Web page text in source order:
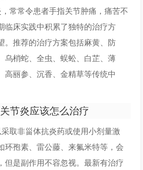
常常令患者手指关节肿痛，痛苦不
临床实践中积累了独特的治疗方
。推荐的治疗方案包括麻黄、防
乌梢蛇、全虫、蜈蚣、白芷、薄
高丽参、沉香、金精草等传统中
节炎应该怎么治疗
取非甾体抗炎药或使用小剂量激
环孢素、雷公藤、来氟米特等，会
但是副作用不容忽视。最新有治疗